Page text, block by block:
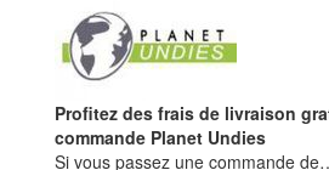
Profitez des frais de livraison
commande Planet Undies
Si vous passez une commande